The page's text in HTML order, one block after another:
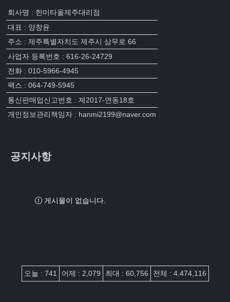
회사명 : 한미타올제주대리점
대표 : 양창윤
주소 : 제주특별자치도 제주시 삼무로 66
사업자 등록번호 : 616-26-24729
전화 : 010-5966-4945
팩스 : 064-749-5945
통신판매업신고번호 : 제2017-연동18호
개인정보관리책임자 : hanmi2199@naver.com
공지사항
게시물이 없습니다.
접속자집계
오늘 : 741 어제 : 2,079 최대 : 60,756 전체 : 4,474,116